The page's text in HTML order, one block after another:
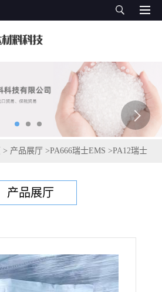
> 产品展厅 >PA666瑞士EMS >PA12瑞士
产品展厅